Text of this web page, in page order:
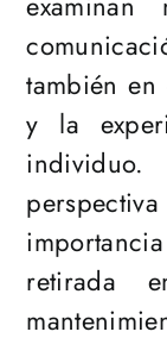
también
y la
retirada